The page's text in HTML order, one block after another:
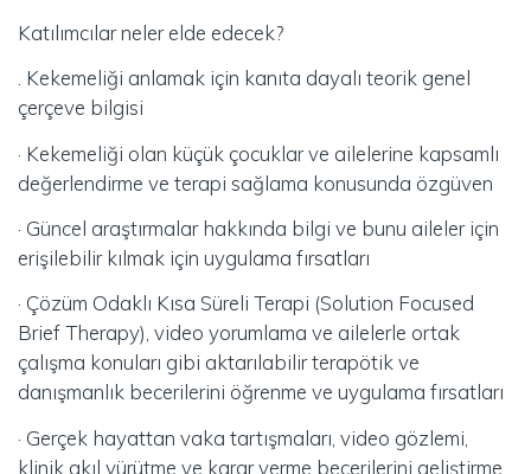
Katılımcılar neler elde edecek?
. Kekemeliği anlamak için kanıta dayalı teorik genel
çerçeve bilgisi
· Kekemeliği olan küçük çocuklar ve ailelerine kapsamlı
değerlendirme ve terapi sağlama konusunda özgüven
· Güncel araştırmalar hakkında bilgi ve bunu aileler için
erişilebilir kılmak için uygulama fırsatları
· Çözüm Odaklı Kısa Süreli Terapi (Solution Focused
Brief Therapy), video yorumlama ve ailelerle ortak
çalışma konuları gibi aktarılabilir terapötik ve
danışmanlık becerilerini öğrenme ve uygulama fırsatları
· Gerçek hayattan vaka tartışmaları, video gözlemi,
klinik akıl yürütme ve karar verme becerilerini geliştirme